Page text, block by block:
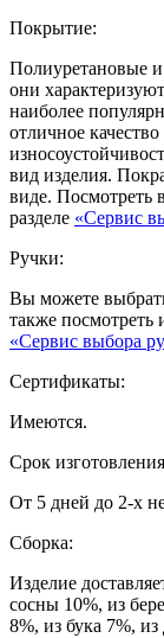
Покрытие:
Полиуретановые
они
наиболее
отличное
вид изделия.
виде. Посмотреть
разделе «Сервис
Ручки:
Вы можете
также посмотреть
«Сервис выбора
Сертификаты:
Имеются.
Срок
От 5 дней до 2-х
Сборка:
Изделие
сосны 10%, из
8%, из бука 7%, из